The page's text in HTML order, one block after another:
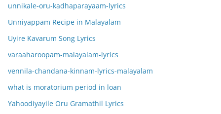
unnikale-oru-kadhaparayaam-lyrics
Unniyappam Recipe in Malayalam
Uyire Kavarum Song Lyrics
varaaharoopam-malayalam-lyrics
vennila-chandana-kinnam-lyrics-malayalam
what is moratorium period in loan
Yahoodiyayile Oru Gramathil Lyrics